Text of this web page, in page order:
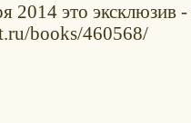
2014 это эксклюзив
books/460568/